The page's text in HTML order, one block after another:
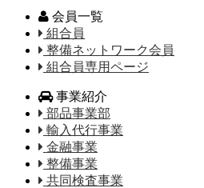
会員一覧
組合員
整備ネットワーク会員
組合員専用ページ
事業紹介
部品事業部
輸入代行事業
金融事業
整備事業
共同検査事業